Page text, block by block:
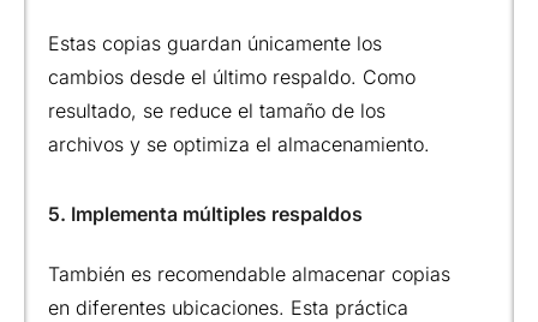
Estas copias guardan únicamente los
cambios desde el último respaldo. Como
resultado, se reduce el tamaño de los
archivos y se optimiza el almacenamiento.
5. Implementa múltiples respaldos
También es recomendable almacenar copias
en diferentes ubicaciones. Esta práctica